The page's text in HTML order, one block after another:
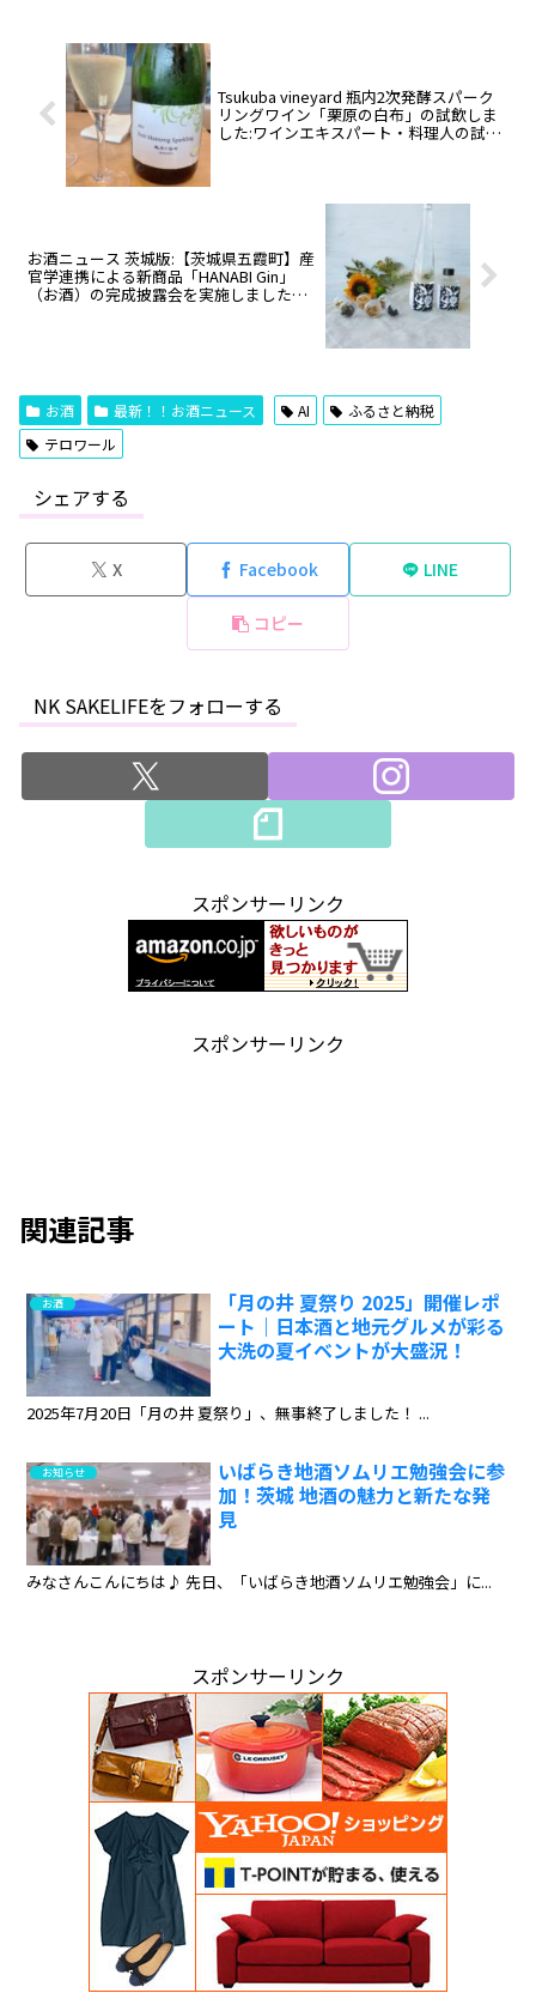
Tsukuba vineyard 瓶内2次発酵スパーク
リングワイン「栗原の白布」の試飲しま
した:ワインエキスパート・料理人の試食
お酒ニュース 茨城版:【茨城県五霞町】産
官学連携による新商品「HANABI Gin」
（お酒）の完成披露会を実施しました！
お酒 最新！！お酒ニュース AI
ふるさと納税
テロワール
シェアする
X Facebook LINE
コピー
NK SAKELIFEをフォローする
スポンサーリンク
スポンサーリンク
関連記事
お酒
「月の井 夏祭り 2025」開催レポ
ート｜日本酒と地元グルメが彩る
大洗の夏イベントが大盛況！
2025年7月20日「月の井 夏祭り」、無事終了しました！ ...
お知らせ
いばらき地酒ソムリエ勉強会に参
加！茨城 地酒の魅力と新たな発
見
みなさんこんにちは♪ 先日、「いばらき地酒ソムリエ勉強会」に...
スポンサーリンク